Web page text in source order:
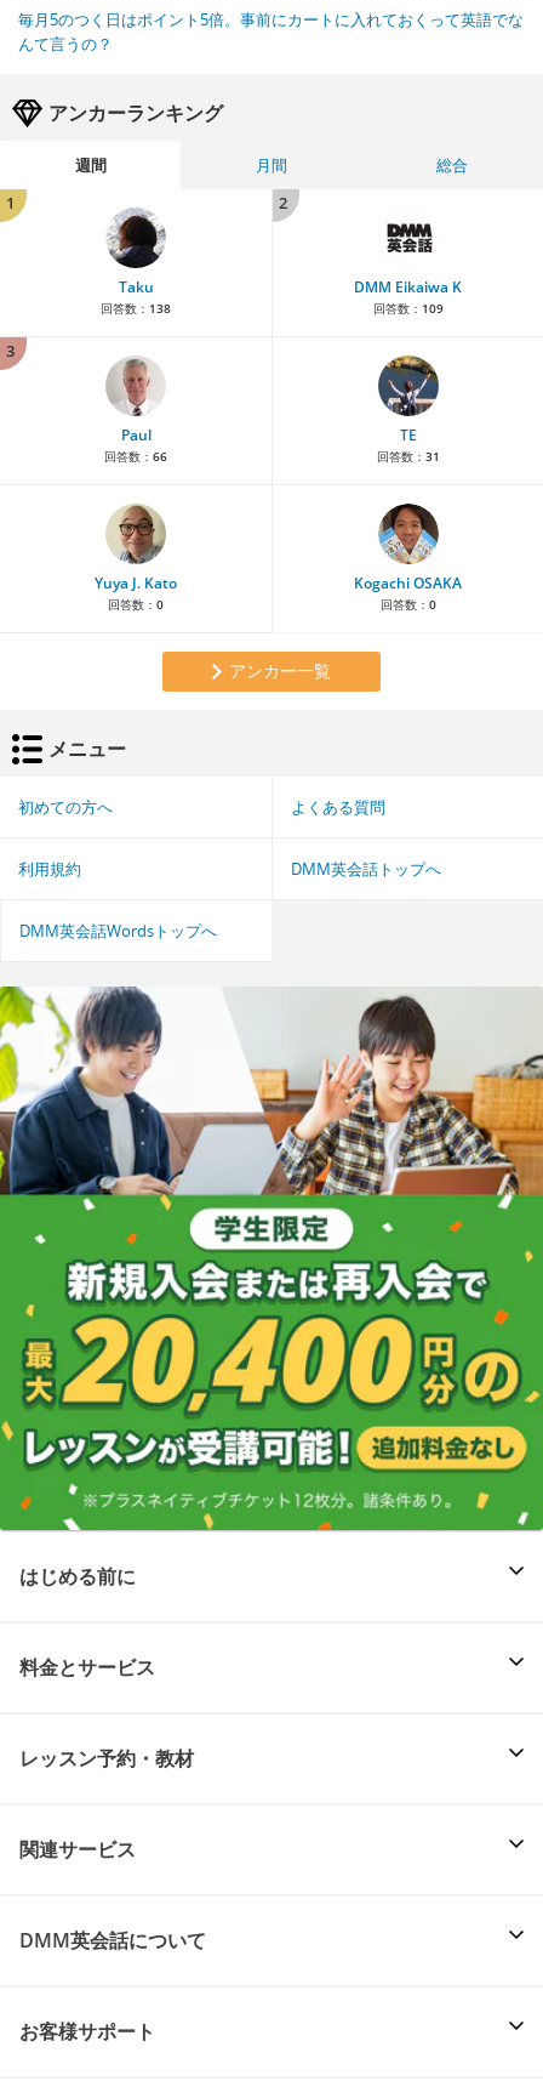
毎月5のつく日はポイント5倍。事前にカートに入れておくって英語でな
んて言うの？
アンカーランキング
週間 月間
総合
1
Taku
回答数： 138
2
DMM Eikaiwa K
回答数： 109
3
Paul
回答数： 66
TE
回答数： 31
Yuya J. Kato
回答数： 0
Kogachi OSAKA
回答数： 0
アンカー一覧
メニュー
初めての方へ よくある質問
利用規約 DMM英会話トップへ
DMM英会話Wordsトップへ
はじめる前に
料金とサービス
レッスン予約・教材
関連サービス
DMM英会話について
お客様サポート